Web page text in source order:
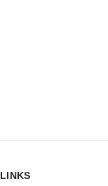
LINKS